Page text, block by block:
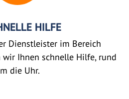
HILFE
Dienstleister im Bereich
Ihnen schnelle Hilfe, rund
die Uhr.